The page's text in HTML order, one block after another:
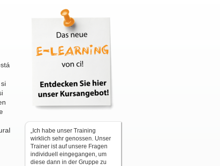
„Ich habe unser Training
wirklich sehr genossen. Unser
Trainer ist auf unsere Fragen
individuell eingegangen, um
diese dann in der Gruppe zu